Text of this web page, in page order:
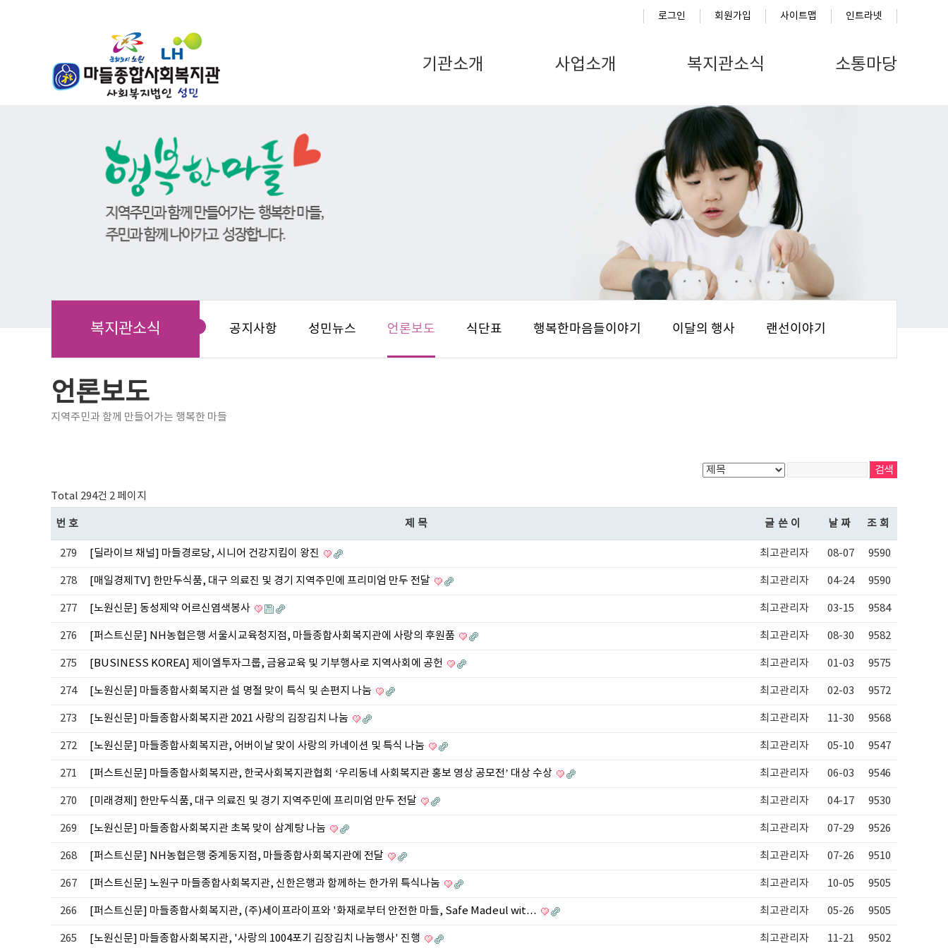
로그인 회원가입 사이트맵 인트라넷
기관소개 사업소개 복지관소식 소통마당
복지관소식 공지사항 성민뉴스 언론보도 식단표 행복한마음들이야기 이달의 행사 랜선이야기
언론보도
지역주민과 함께 만들어가는 행복한 마들
Total 294건 2 페이지
번호 제목 글쓴이 날짜 조회
279 [딜라이브 채널] 마들경로당, 시니어 건강지킴이 왕진 최고관리자 08-07 9590
278 [매일경제TV] 한만두식품, 대구 의료진 및 경기 지역주민에 프리미엄 만두 전달 최고관리자 04-24 9590
277 [노원신문] 동성제약 어르신염색봉사 최고관리자 03-15 9584
276 [퍼스트신문] NH농협은행 서울시교육청지점, 마들종합사회복지관에 사랑의 후원품 최고관리자 08-30 9582
275 [BUSINESS KOREA] 제이엘투자그룹, 금융교육 및 기부행사로 지역사회에 공헌 최고관리자 01-03 9575
274 [노원신문] 마들종합사회복지관 설 명절 맞이 특식 및 손편지 나눔 최고관리자 02-03 9572
273 [노원신문] 마들종합사회복지관 2021 사랑의 김장김치 나눔 최고관리자 11-30 9568
272 [노원신문] 마들종합사회복지관, 어버이날 맞이 사랑의 카네이션 및 특식 나눔 최고관리자 05-10 9547
271 [퍼스트신문] 마들종합사회복지관, 한국사회복지관협회 ‘우리동네 사회복지관 홍보 영상 공모전’ 대상 수상 최고관리자 06-03 9546
270 [미래경제] 한만두식품, 대구 의료진 및 경기 지역주민에 프리미엄 만두 전달 최고관리자 04-17 9530
269 [노원신문] 마들종합사회복지관 초복 맞이 삼계탕 나눔 최고관리자 07-29 9526
268 [퍼스트신문] NH농협은행 중계동지점, 마들종합사회복지관에 전달 최고관리자 07-26 9510
267 [퍼스트신문] 노원구 마들종합사회복지관, 신한은행과 함께하는 한가위 특식나눔 최고관리자 10-05 9505
266 [퍼스트신문] 마들종합사회복지관, (주)세이프라이프와 '화재로부터 안전한 마들, Safe Madeul wit… 최고관리자 05-26 9505
265 [노원신문] 마들종합사회복지관, '사랑의 1004포기 김장김치 나눔행사' 진행 최고관리자 11-21 9502